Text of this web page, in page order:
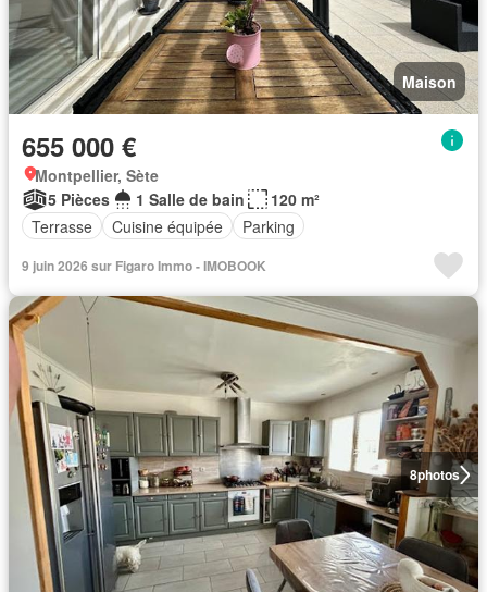
Maison
655 000 €
Montpellier, Sète
5 Pièces
1 Salle de bain
120 m²
Terrasse
Cuisine équipée Parking
9 juin 2026 sur Figaro Immo - IMOBOOK
8photos